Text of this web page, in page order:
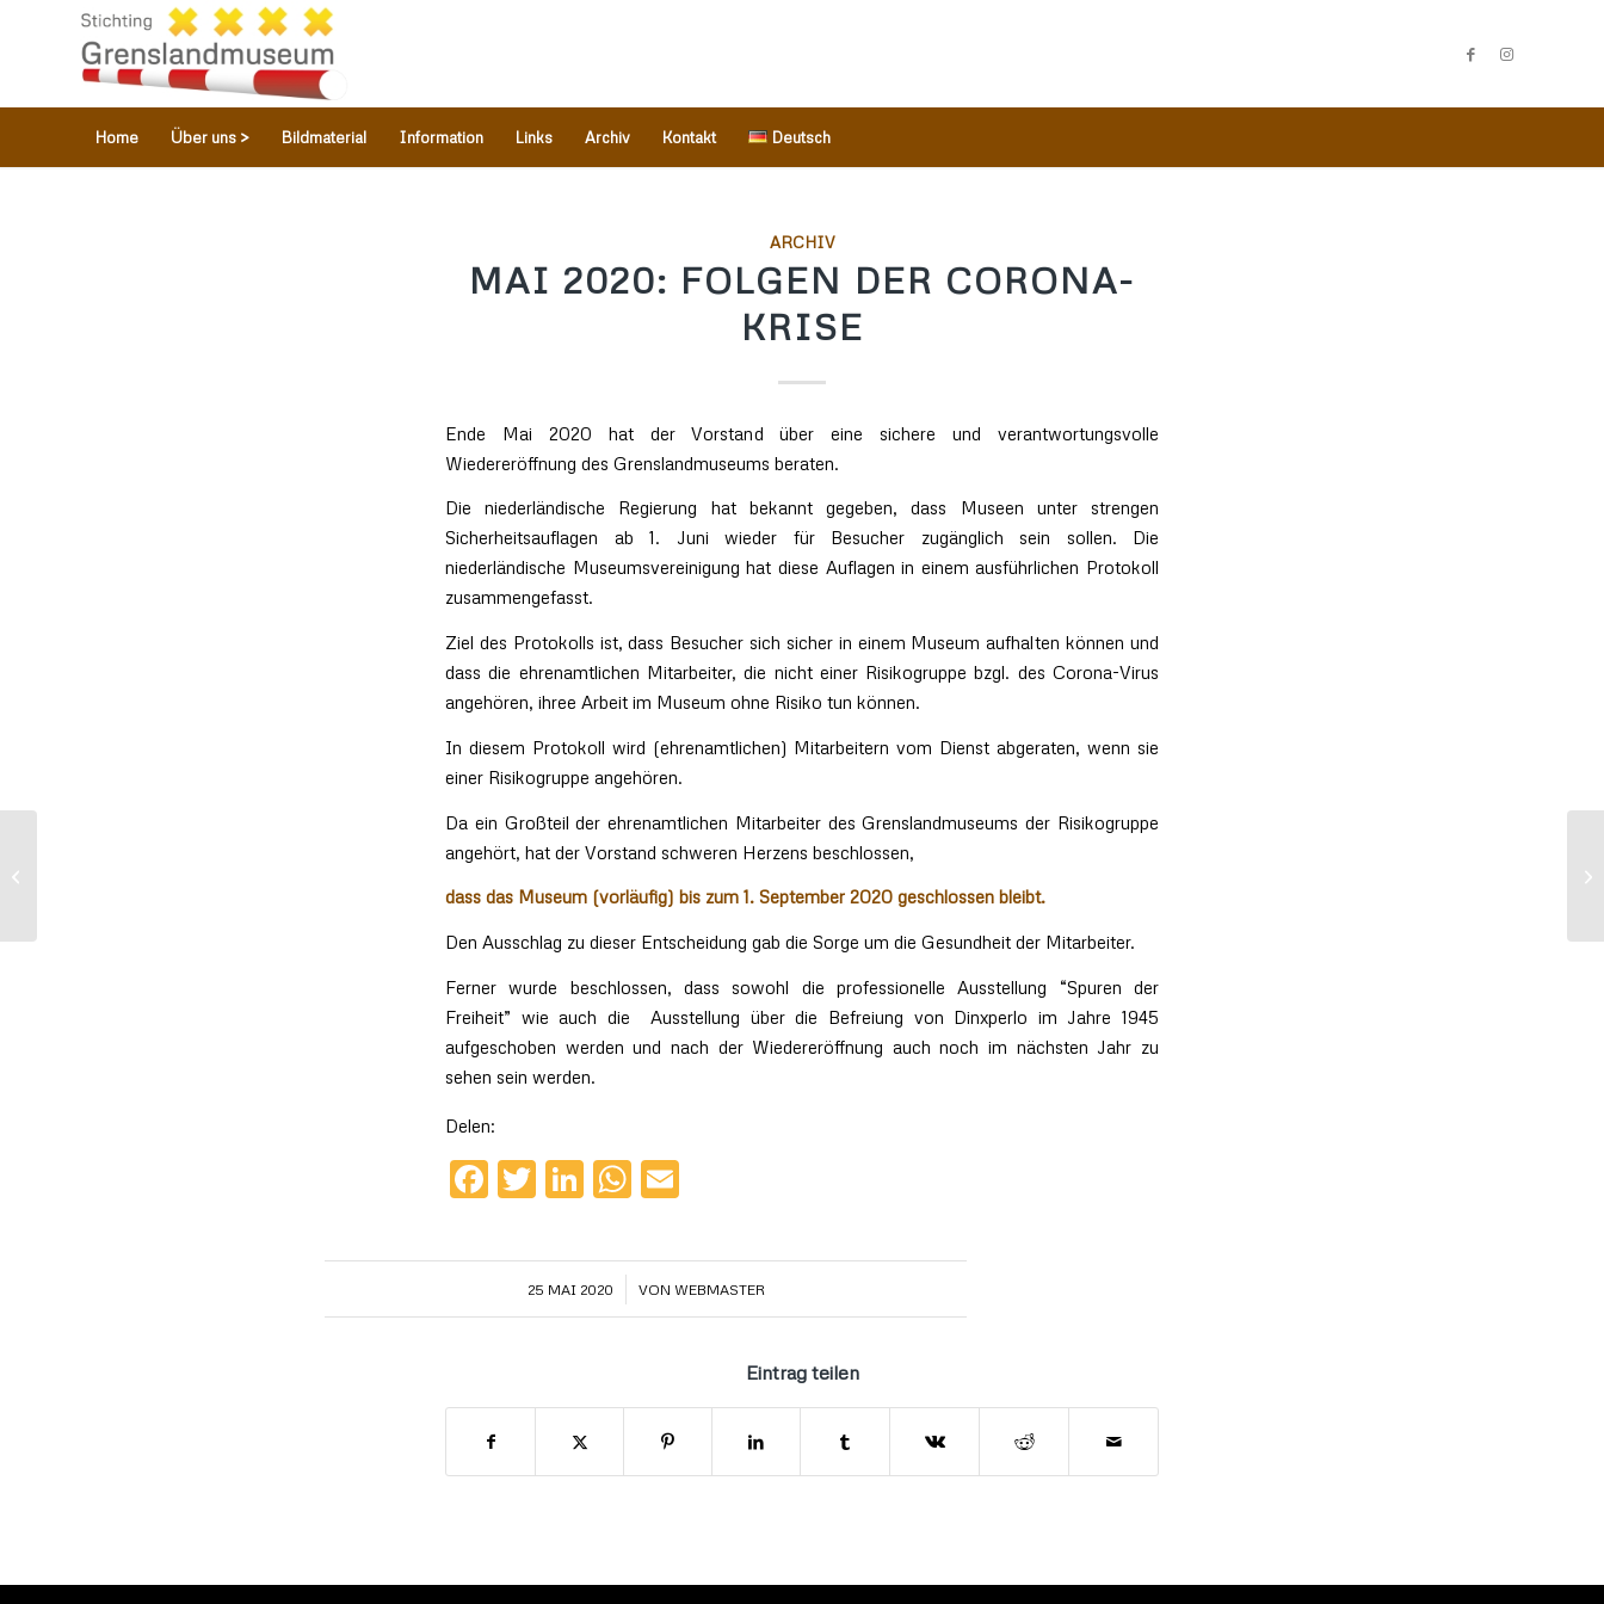
Home Über uns > Bildmaterial Information Links Archiv Kontakt Deutsch
ARCHIV
MAI 2020: FOLGEN DER CORONA-
KRISE
Ende Mai 2020 hat der Vorstand über eine sichere und verantwortungsvolle
Wiedereröffnung des Grenslandmuseums beraten.
Die niederländische Regierung hat bekannt gegeben, dass Museen unter strengen
Sicherheitsauflagen ab 1. Juni wieder für Besucher zugänglich sein sollen. Die
niederländische Museumsvereinigung hat diese Auflagen in einem ausführlichen Protokoll
zusammengefasst.
Ziel des Protokolls ist, dass Besucher sich sicher in einem Museum aufhalten können und
dass die ehrenamtlichen Mitarbeiter, die nicht einer Risikogruppe bzgl. des Corona-Virus
angehören, ihree Arbeit im Museum ohne Risiko tun können.
In diesem Protokoll wird (ehrenamtlichen) Mitarbeitern vom Dienst abgeraten, wenn sie
einer Risikogruppe angehören.
Da ein Großteil der ehrenamtlichen Mitarbeiter des Grenslandmuseums der Risikogruppe
angehört, hat der Vorstand schweren Herzens beschlossen,
dass das Museum (vorläufig) bis zum 1. September 2020 geschlossen bleibt.
Den Ausschlag zu dieser Entscheidung gab die Sorge um die Gesundheit der Mitarbeiter.
Ferner wurde beschlossen, dass sowohl die professionelle Ausstellung “Spuren der
Freiheit” wie auch die Ausstellung über die Befreiung von Dinxperlo im Jahre 1945
aufgeschoben werden und nach der Wiedereröffnung auch noch im nächsten Jahr zu
sehen sein werden.
Delen:
Facebook
Twitter
LinkedIn
WhatsApp
25 MAI 2020
/ VON WEBMASTER
Eintrag teilen